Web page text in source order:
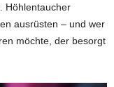
Höhlentaucher
ausrüsten – und wer
möchte, der besorgt